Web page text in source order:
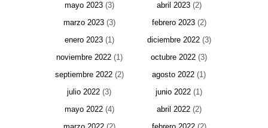
mayo 2023(3) abril 2023(2)
marzo 2023(3) febrero 2023(2)
enero 2023(1) diciembre 2022(3)
noviembre 2022(1) octubre 2022 (3)
septiembre 2022(2) agosto 2022 (1)
julio 2022 (3) junio 2022 (1)
mayo 2022(4) abril 2022(2)